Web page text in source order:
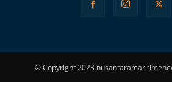
© Copyright 2023